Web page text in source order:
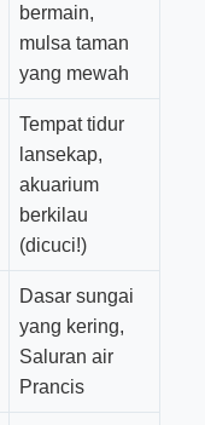
bermain,
mulsa taman
yang mewah
Tempat tidur
lansekap,
akuarium
berkilau
(dicuci!)
Dasar sungai
yang kering,
Saluran air
Prancis